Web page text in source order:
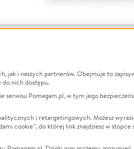
Zbieraj
Leczenie
Zwierzęta
Pożar
jak i naszych partnerów. Obejmuje to
do nich dostępu.
Pomagam.pl, w tym jego
i retargetingowych. Możesz
cookie”, do której link znajdziesz w